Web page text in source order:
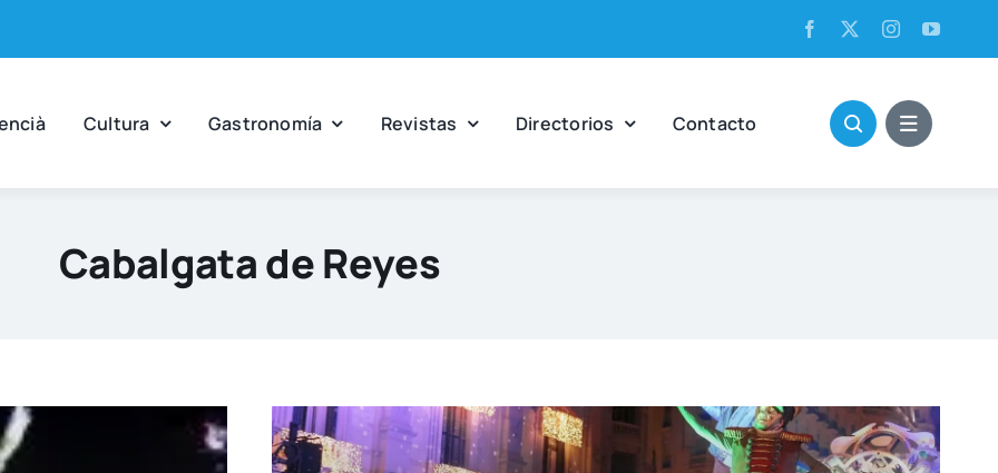
Cul­tu­ra Gas­tro­no­mía Revis­tas Direc­to­rios Con­tac­to
Cabalgata de Reyes